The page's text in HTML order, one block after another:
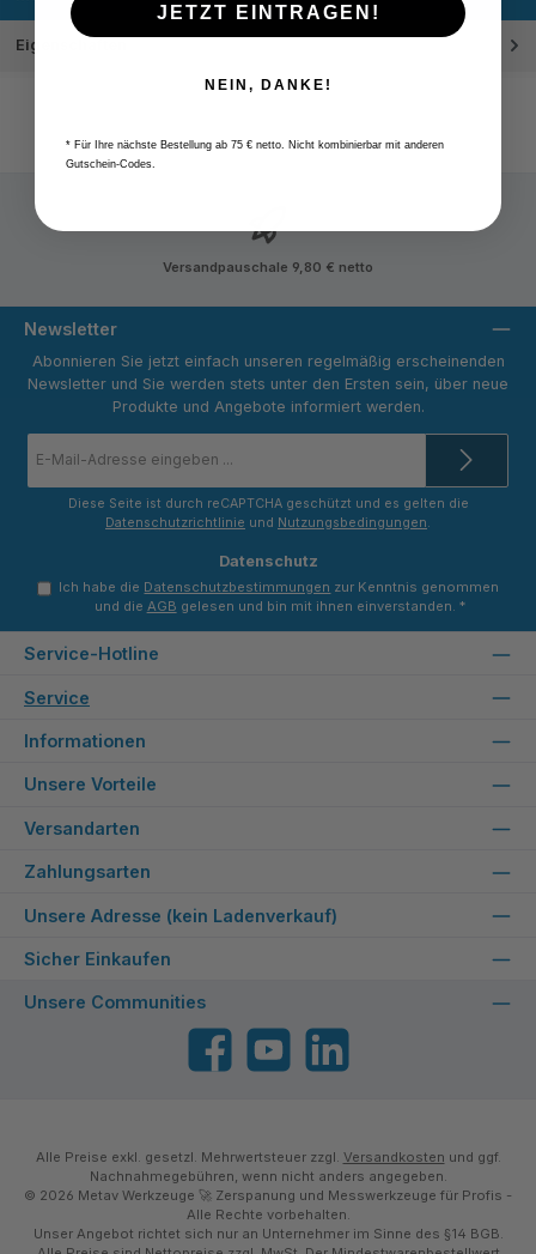
Eigenschaften
Versandpauschale 9,80 € netto
Newsletter
Abonnieren Sie jetzt einfach unseren regelmäßig erscheinenden
Newsletter und Sie werden stets unter den Ersten sein, über neue
Produkte und Angebote informiert werden.
Mail-
*
Diese Seite ist durch reCAPTCHA geschützt und es gelten die
Datenschutzrichtlinie und Nutzungsbedingungen.
Datenschutz
Ich habe die Datenschutzbestimmungen zur Kenntnis genommen
und die AGB gelesen und bin mit ihnen einverstanden. *
Service-Hotline
Service
Informationen
Unsere Vorteile
Versandarten
Zahlungsarten
Unsere Adresse (kein Ladenverkauf)
Sicher Einkaufen
Unsere Communities
FacebookYouTube
Alle Preise exkl. gesetzl. Mehrwertsteuer zzgl. Versandkosten und ggf.
Nachnahmegebühren, wenn nicht anders angegeben.
© 2026 Metav Werkzeuge 🚀 Zerspanung und Messwerkzeuge für Profis -
Alle Rechte vorbehalten.
Unser Angebot richtet sich nur an Unternehmer im Sinne des §14 BGB.
JETZT EINTRAGEN!
NEIN, DANKE!
* Für Ihre nächste Bestellung ab 75 € netto. Nicht kombinierbar mit anderen
Gutschein-Codes.